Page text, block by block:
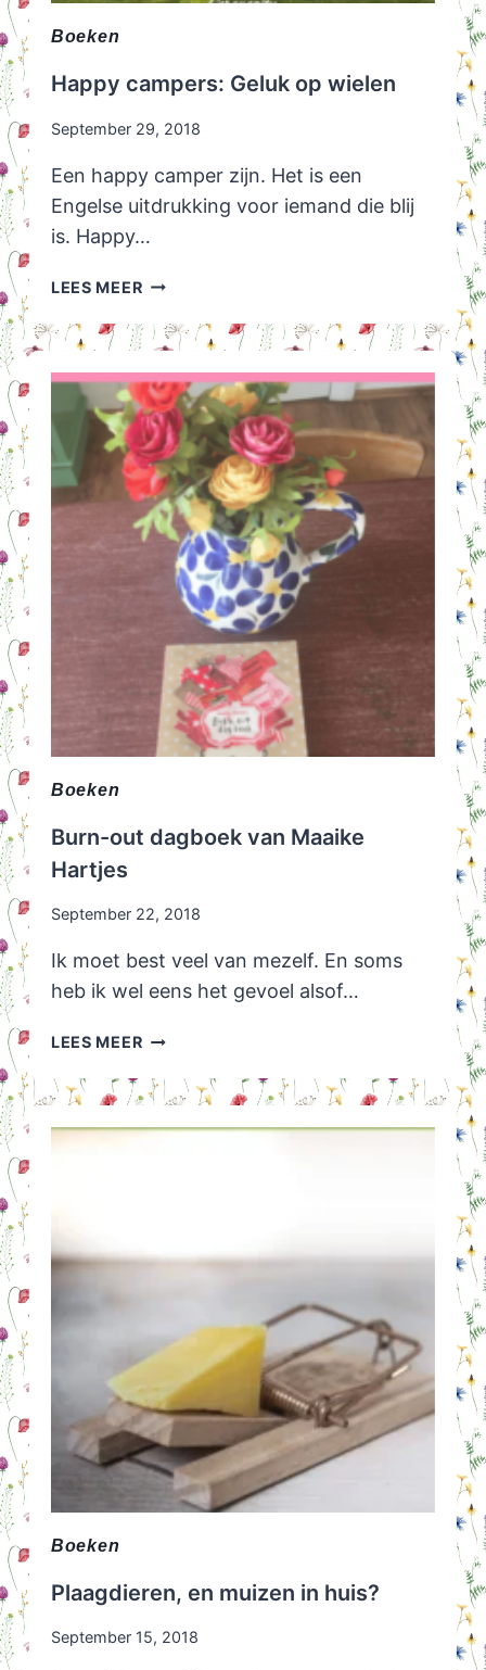
Boeken
Happy campers: Geluk op wielen
September 29, 2018
Een happy camper zijn. Het is een
Engelse uitdrukking voor iemand die blij
is. Happy…
LEES MEERHAPPY
GELUK
WIELEN
Boeken
Burn-out dagboek van Maaike
Hartjes
September 22, 2018
Ik moet best veel van mezelf. En soms
heb ik wel eens het gevoel alsof…
LEES MEERBURN-
DAGBOEK
MAAIKE
Boeken
Plaagdieren, en muizen in huis?
September 15, 2018